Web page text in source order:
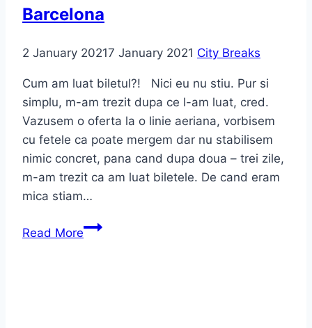
Barcelona
2 January 20217 January 2021 City Breaks
Cum am luat biletul?! Nici eu nu stiu. Pur si
simplu, m-am trezit dupa ce l-am luat, cred.
Vazusem o oferta la o linie aeriana, vorbisem
cu fetele ca poate mergem dar nu stabilisem
nimic concret, pana cand dupa doua – trei zile,
m-am trezit ca am luat biletele. De cand eram
mica stiam…
Read More